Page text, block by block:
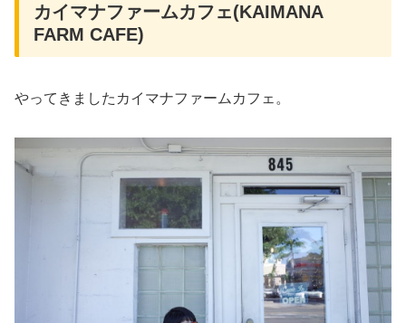
カイマナファームカフェ(KAIMANA
FARM CAFE)
やってきましたカイマナファームカフェ。